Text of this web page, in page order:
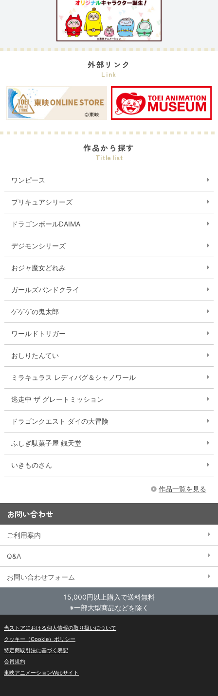
外部リンク
Link
作品から探す
Title list
ワンピース
プリキュアシリーズ
ドラゴンボールDAIMA
デジモンシリーズ
おジャ魔女どれみ
ガールズバンドクライ
ゲゲゲの鬼太郎
ワールドトリガー
おしりたんてい
ミラキュラス レディバグ＆シャノワール
逃走中 ザ グレートミッション
ドラゴンクエスト ダイの大冒険
ふしぎ駄菓子屋 銭天堂
いきものさん
作品一覧を見る
お問い合わせ
ご利用案内
Q&A
お問い合わせフォーム
15,000円以上購入で送料無料
※一部大型商品などを除く
当ストアにおける個人情報の取り扱いについて
クッキー（Cookie）ポリシー
特定商取引法に基づく表記
会員規約
東映アニメーションWebサイト